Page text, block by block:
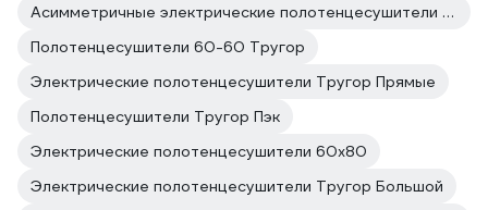
Асимметричные электрические полотенцесушители лесенка
Полотенцесушители 60-60 Тругор
Электрические полотенцесушители Тругор Прямые
Полотенцесушители Тругор Пэк
Электрические полотенцесушители 60х80
Электрические полотенцесушители Тругор Большой